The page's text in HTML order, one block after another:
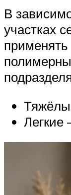
В
участках
Легкие